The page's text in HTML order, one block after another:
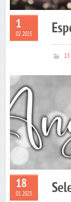
1
02 2025
15
18
01 2025